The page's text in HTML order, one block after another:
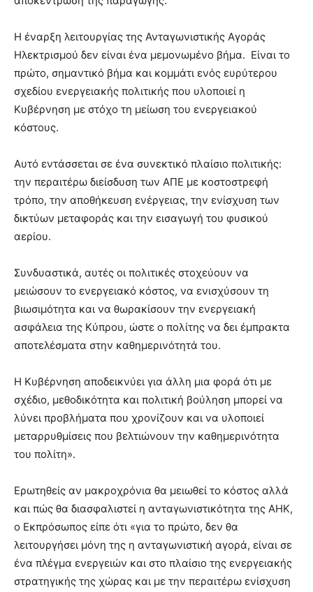
Η έναρξη λειτουργίας της Ανταγωνιστικής Αγοράς
Ηλεκτρισμού δεν είναι ένα μεμονωμένο βήμα. Είναι το
πρώτο, σημαντικό βήμα και κομμάτι ενός ευρύτερου
σχεδίου ενεργειακής πολιτικής που υλοποιεί η
Κυβέρνηση με στόχο τη μείωση του ενεργειακού
κόστους.
Αυτό εντάσσεται σε ένα συνεκτικό πλαίσιο πολιτικής:
την περαιτέρω διείσδυση των ΑΠΕ με κοστοστρεφή
τρόπο, την αποθήκευση ενέργειας, την ενίσχυση των
δικτύων μεταφοράς και την εισαγωγή του φυσικού
αερίου.
Συνδυαστικά, αυτές οι πολιτικές στοχεύουν να
μειώσουν το ενεργειακό κόστος, να ενισχύσουν τη
βιωσιμότητα και να θωρακίσουν την ενεργειακή
ασφάλεια της Κύπρου, ώστε ο πολίτης να δει έμπρακτα
αποτελέσματα στην καθημερινότητά του.
Η Κυβέρνηση αποδεικνύει για άλλη μια φορά ότι με
σχέδιο, μεθοδικότητα και πολιτική βούληση μπορεί να
λύνει προβλήματα που χρονίζουν και να υλοποιεί
μεταρρυθμίσεις που βελτιώνουν την καθημερινότητα
του πολίτη».
Ερωτηθείς αν μακροχρόνια θα μειωθεί το κόστος αλλά
και πώς θα διασφαλιστεί η ανταγωνιστικότητα της ΑΗΚ,
ο Εκπρόσωπος είπε ότι «για το πρώτο, δεν θα
λειτουργήσει μόνη της η ανταγωνιστική αγορά, είναι σε
ένα πλέγμα ενεργειών και στο πλαίσιο της ενεργειακής
στρατηγικής της χώρας και με την περαιτέρω ενίσχυση